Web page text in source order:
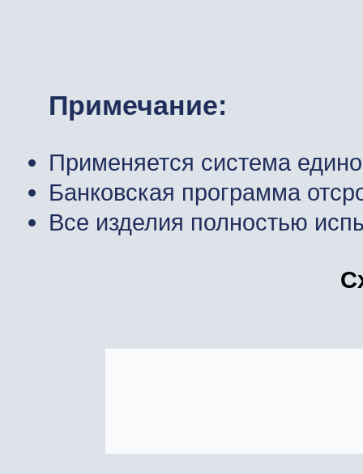
Примечание:
Применяется система
Банковская программа
Все изделия полностью